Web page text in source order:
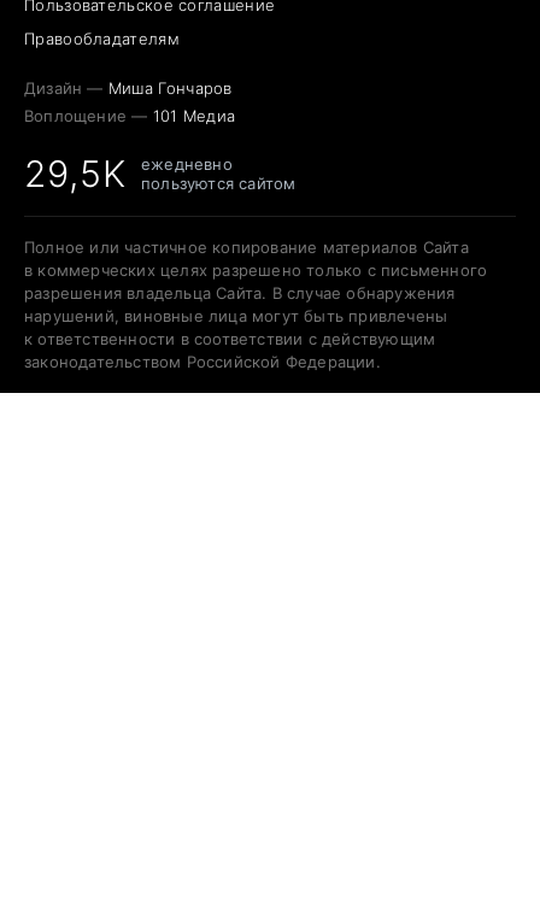
Пользовательское соглашение
Правообладателям
Дизайн — Миша Гончаров
Воплощение — 101 Медиа
29,5K
ежедневно
пользуются сайтом
Полное или частичное копирование материалов Сайта
в коммерческих целях разрешено только с письменного
разрешения владельца Сайта. В случае обнаружения
нарушений, виновные лица могут быть привлечены
к ответственности в соответствии с действующим
законодательством Российской Федерации.